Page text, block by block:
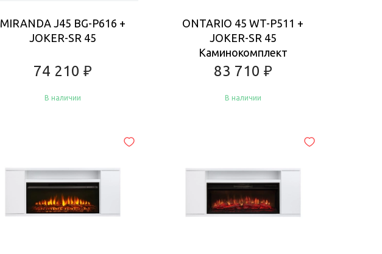
MIRANDA J45 BG-P616 +
JOKER-SR 45
74 210 ₽
В наличии
ONTARIO 45 WT-P511 +
JOKER-SR 45
Каминокомплект
83 710 ₽
В наличии